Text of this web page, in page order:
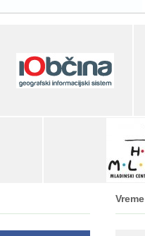
Vreme